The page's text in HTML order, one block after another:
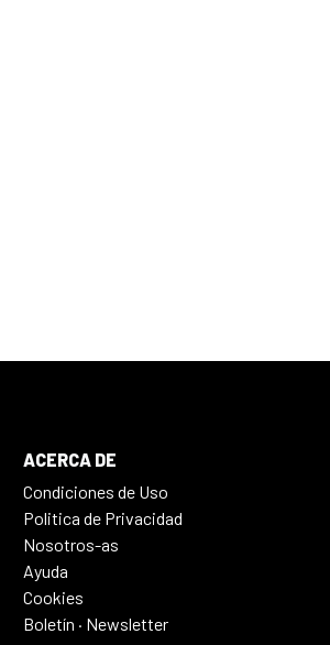
ACERCA DE
Condiciones de Uso
Politica de Privacidad
Nosotros-as
Ayuda
Cookies
Boletín · Newsletter